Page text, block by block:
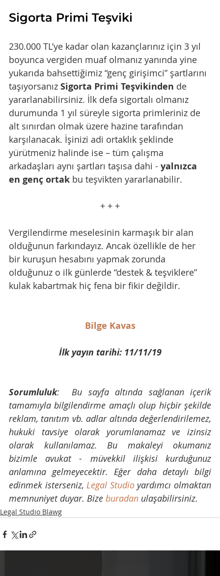
Sigorta Primi Teşviki
230.000 TL’ye kadar olan kazançlarınız için 3 yıl
boyunca vergiden muaf olmanız yanında yine
yukarıda bahsettiğimiz “genç girişimci” şartlarını
taşıyorsanız Sigorta Primi Teşvikinden de
yararlanabilirsiniz. İlk defa sigortalı olmanız
durumunda 1 yıl süreyle sigorta primleriniz de
alt sınırdan olmak üzere hazine tarafından
karşılanacak. İşinizi adi ortaklık şeklinde
yürütmeniz halinde ise – tüm çalışma
arkadaşları aynı şartları taşısa dahi - yalnızca
en genç ortak bu teşvikten yararlanabilir.
+ + +
Vergilendirme meselesinin karmaşık bir alan
olduğunun farkındayız. Ancak özellikle de her
bir kuruşun hesabını yapmak zorunda
olduğunuz o ilk günlerde “destek & teşviklere”
kulak kabartmak hiç fena bir fikir değildir.
Bilge Kavas
İlk yayın tarihi: 11/11/19
Sorumluluk:  Bu sayfa altında sağlanan içerik
tamamıyla bilgilendirme amaçlı olup hiçbir şekilde
reklam, tanıtım vb. adlar altında değerlendirilemez,
hukuki tavsiye olarak yorumlanamaz ve izinsiz
olarak kullanılamaz. Bu makaleyi okumanız
bizimle avukat - müvekkil ilişkisi kurduğunuz
anlamına gelmeyecektir. Eğer daha detaylı bilgi
edinmek isterseniz, Legal Studio yardımcı olmaktan
memnuniyet duyar. Bize buradan ulaşabilirsiniz.
Legal Studio Blawg